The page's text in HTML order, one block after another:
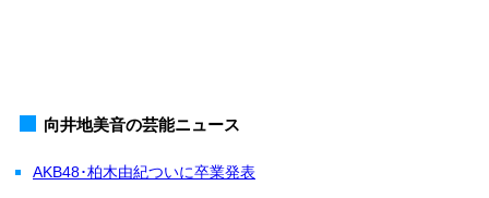
向井地美音の芸能ニュース
AKB48･柏木由紀ついに卒業発表